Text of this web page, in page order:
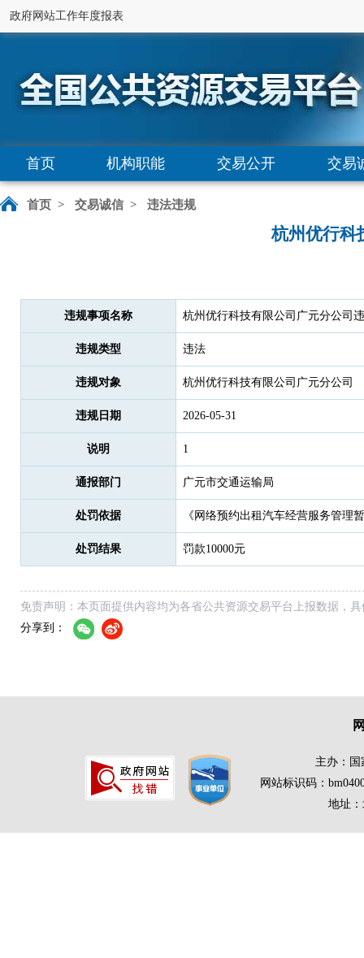
政府网站工作年度报表
首页 机构职能 交易公开 交易
首页 > 交易诚信 > 违法违规
杭州优行科
违规事项名称 杭州优行科技有限公司广元分公司
违规类型 违法
违规对象 杭州优行科技有限公司广元分公司
违规日期 2026-05-31
说明 1
通报部门 广元市交通运输局
处罚依据 《网络预约出租汽车经营服务管理
处罚结果 罚款10000元
免责声明：本页面提供内容均为各省公共资源交易平台上报数据，
分享到：
主办：
网站标识码：
地址